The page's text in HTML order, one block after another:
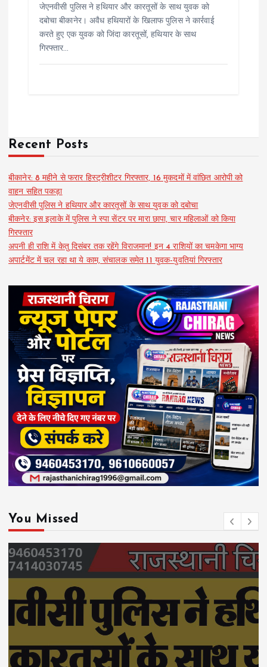
जेएनवीसी पुलिस ने हथियार और कारतूसों के साथ युवक को
दबोचा बीकानेर। अवैध हथियारों के खिलाफ पुलिस ने कार्रवाई
करते हुए एक युवक को जिंदा कारतूसों, हथियार के साथ
गिरफ्तार…
Recent Posts
बीकानेर: 8 महीने से फरार हिस्ट्रीशीटर गिरफ्तार, 16 मुकदमों में वांछित आरोपी को
वाहन सहित पकड़ा
जेएनवीसी पुलिस ने हथियार और कारतूसों के साथ युवक को दबोचा
बीकनेर: इस इलाके में पुलिस ने स्पा सेंटर पर मारा छापा, चार महिलाओं को किया
गिरफ्तार
अपनी ही राशि में केतु दिसंबर तक रहेंगे विराजमान! इन 4 राशियों का चमकेगा भाग्य
अपार्टमेंट में चल रहा था ये काम, संचालक समेत 11 युवक-युवतियां गिरफ्तार
You Missed